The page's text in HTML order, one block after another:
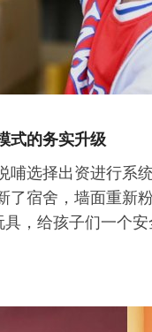
式的务实升级
哺选择出资进行系
了宿舍，墙面重新
具，给孩子们一个